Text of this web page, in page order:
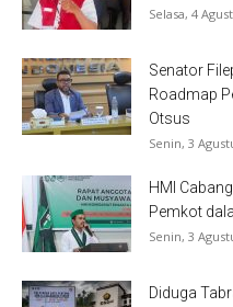
Selasa, 4
Senator
Roadmap
Otsus
Senin, 3
HMI
Pemkot
Senin, 3
Diduga